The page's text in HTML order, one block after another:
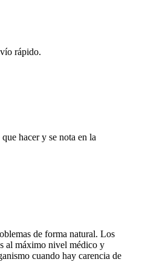
rápido.
hacer y se nota en la
de forma natural. Los
al máximo nivel médico y
cuando hay carencia de